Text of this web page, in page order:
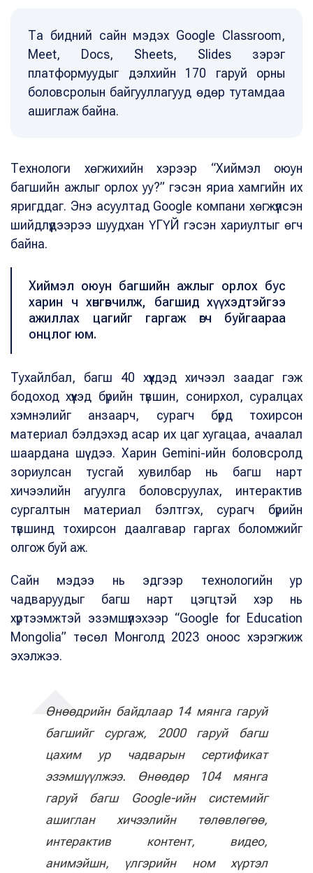
Та бидний сайн мэдэх Google Classroom,
Meet, Docs, Sheets, Slides зэрэг
платформуудыг дэлхийн 170 гаруй орны
боловсролын байгууллагууд өдөр тутамдаа
ашиглаж байна.
Технологи хөгжихийн хэрээр “Хиймэл оюун
багшийн ажлыг орлох уу?” гэсэн яриа хамгийн их
яригддаг. Энэ асуултад Google компани хөгжүүлсэн
шийдлүүдээрээ шуудхан ҮГҮЙ гэсэн хариултыг өгч
байна.
Хиймэл оюун багшийн ажлыг орлох бус
харин ч хөнгөвчилж, багшид хүүхэдтэйгээ
ажиллах цагийг гаргаж өгч буйгаараа
онцлог юм.
Тухайлбал, багш 40 хүүхдэд хичээл заадаг гэж
бодоход хүүхэд бүрийн түвшин, сонирхол, суралцах
хэмнэлийг анзаарч, сурагч бүрд тохирсон
материал бэлдэхэд асар их цаг хугацаа, ачаалал
шаардана шүү дээ. Харин Gemini-ийн боловсролд
зориулсан тусгай хувилбар нь багш нарт
хичээлийн агуулга боловсруулах, интерактив
сургалтын материал бэлтгэх, сурагч бүрийн
түвшинд тохирсон даалгавар гаргах боломжийг
олгож буй аж.
Сайн мэдээ нь эдгээр технологийн ур
чадваруудыг багш нарт цэгцтэй хэр нь
хүртээмжтэй эзэмшүүлэхээр “Google for Education
Mongolia” төсөл Монголд 2023 оноос хэрэгжиж
эхэлжээ.
Өнөөдрийн байдлаар 14 мянга гаруй
багшийг сургаж, 2000 гаруй багш
цахим ур чадварын сертификат
эзэмшүүлжээ. Өнөөдөр 104 мянга
гаруй багш Google-ийн системийг
ашиглан хичээлийн төлөвлөгөө,
интерактив контент, видео,
анимэйшн, үлгэрийн ном хүртэл